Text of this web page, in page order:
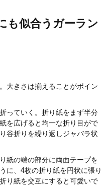
な色や好きな花でブーケを作っても
...
ポイント
面として感動や喜びを伝えましょ
次表に載せるプロフィール
について知りたい
も似合うガーラン
大きさは揃えることがポイン
っていく。折り紙をまず半分
を広げると均一な折り目がで
谷折りを繰り返しジャバラ状
紙の端の部分に両面テープを
に、4枚の折り紙を円状に張り
り紙を交互にすると可愛いで